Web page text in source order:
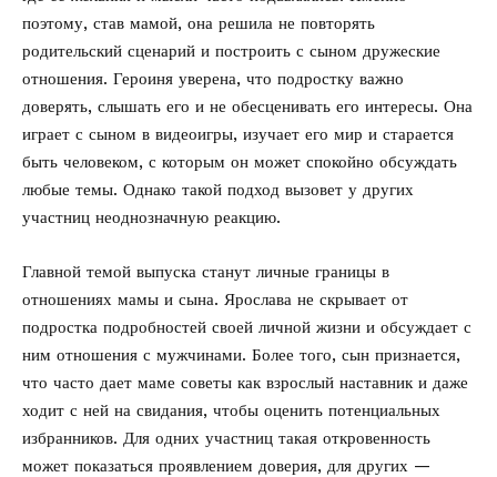
поэтому, став мамой, она решила не повторять
родительский сценарий и построить с сыном дружеские
отношения. Героиня уверена, что подростку важно
доверять, слышать его и не обесценивать его интересы. Она
играет с сыном в видеоигры, изучает его мир и старается
быть человеком, с которым он может спокойно обсуждать
любые темы. Однако такой подход вызовет у других
участниц неоднозначную реакцию.
Главной темой выпуска станут личные границы в
отношениях мамы и сына. Ярослава не скрывает от
подростка подробностей своей личной жизни и обсуждает с
ним отношения с мужчинами. Более того, сын признается,
что часто дает маме советы как взрослый наставник и даже
ходит с ней на свидания, чтобы оценить потенциальных
избранников. Для одних участниц такая откровенность
может показаться проявлением доверия, для других —